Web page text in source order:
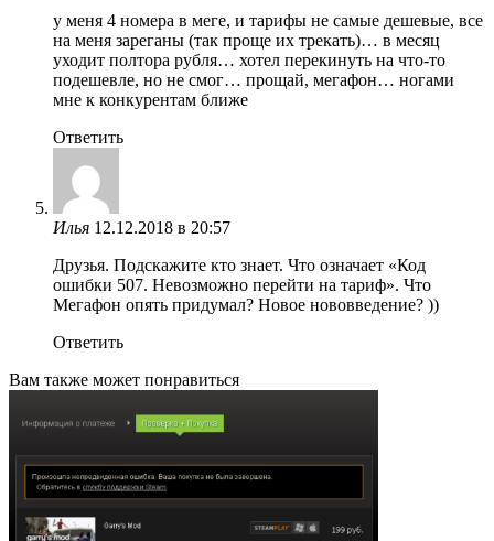
у меня 4 номера в меге, и тарифы не самые дешевые, все
на меня зареганы (так проще их трекать)… в месяц
уходит полтора рубля… хотел перекинуть на что-то
подешевле, но не смог… прощай, мегафон… ногами
мне к конкурентам ближе
Ответить
Илья 12.12.2018 в 20:57
Друзья. Подскажите кто знает. Что означает «Код
ошибки 507. Невозможно перейти на тариф». Что
Мегафон опять придумал? Новое нововведение? ))
Ответить
Вам также может понравиться